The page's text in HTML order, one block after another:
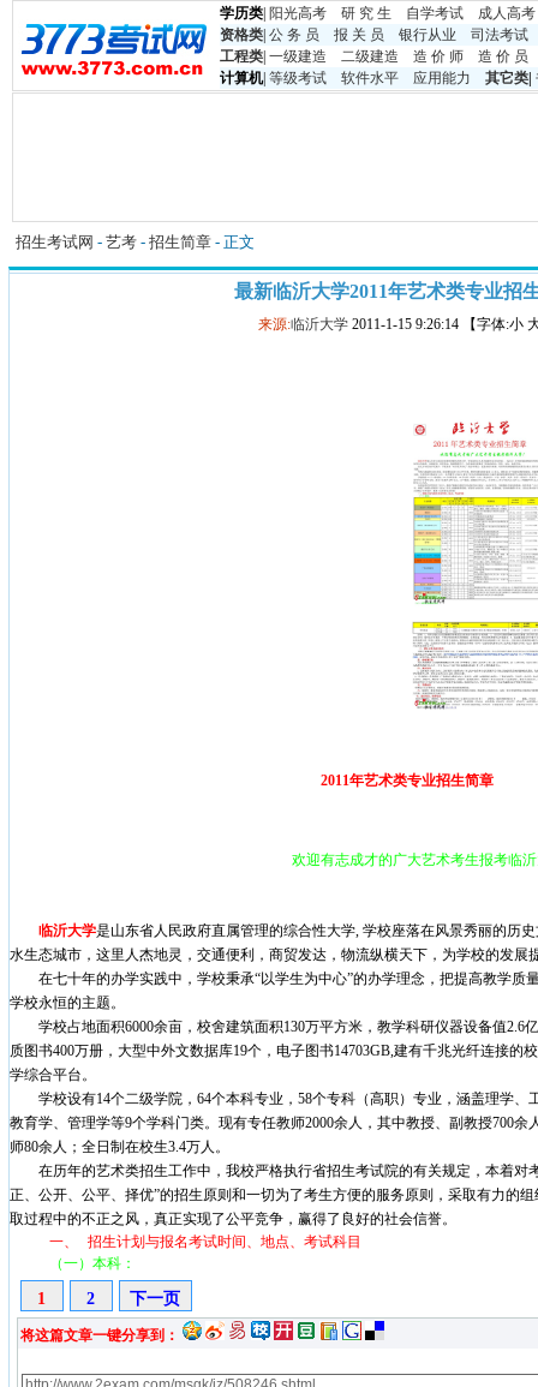
学历类 阳光高考 研 究 生 自学考试
成人高考
资格类 公 务 员 报 关 员 银行从业
司法考试
工程类 一级建造 二级建造 造 价 师
造 价 员
计算机| 等级考试 软件水平 应用能力 其它类
招生考试网 - 艺考 - 招生简章 - 正文
最新临沂大学2011年艺术类专业招
来源:临沂大学 2011-1-15 9:26:14 【字体:小
2011年艺术类专业招生简章
欢迎有志成才的广大艺术考生报考临
临沂大学是山东省人民政府直属管理的综合性大学, 学校座落在风景秀丽的历
水生态城市，这里人杰地灵，交通便利，商贸发达，物流纵横天下，为学校的发展
在七十年的办学实践中，学校秉承“以学生为中心”的办学理念，把提高教学质
学校永恒的主题。
学校占地面积6000余亩， 校舍建筑面积130万平方米，教学科研仪器设备值2.6
质图书400万册，大型中外文数据库19个，电子图书14703GB,建有千兆光纤连接的
学综合平台。
学校设有14个二级学院， 64个本科专业， 58个专科（高职）专业，涵盖理学、
教育学、管理学等9个学科门类。现有专任教师2000余人，其中教授、副教授700余
师80余人；全日制在校生3.4万人。
在历年的艺术类招生工作中，我校严格执行省招生考试院的有关规定，本着对
正、公开、公平、择优”的招生原则和一切为了考生方便的服务原则，采取有力的
取过程中的不正之风，真正实现了公平竞争，赢得了良好的社会信誉。
一、
招生计划与报名考试时间、地点、考试科目
（一）本科：
1 2 下一页
将这篇文章一键分享到：